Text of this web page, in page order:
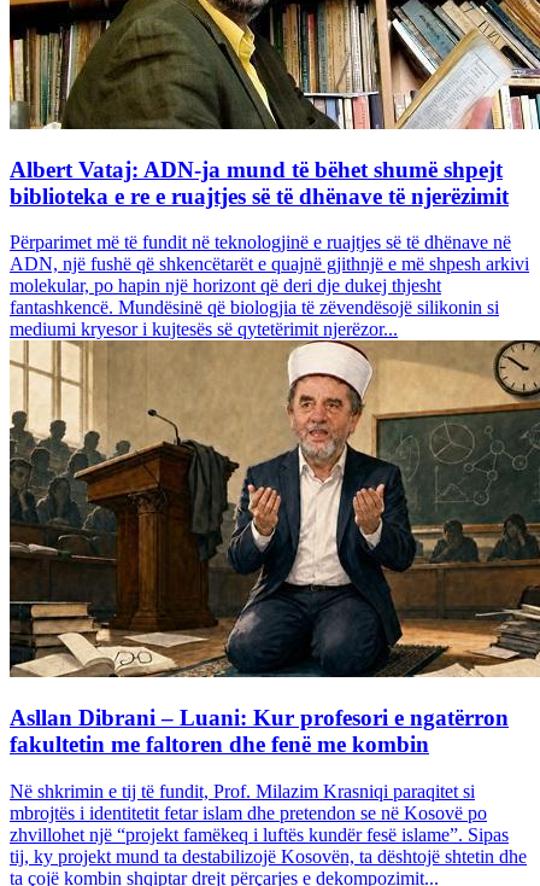
Albert Vataj: ADN-ja mund të bëhet shumë shpejt
biblioteka e re e ruajtjes së të dhënave të njerëzimit
Përparimet më të fundit në teknologjinë e ruajtjes së të dhënave në
ADN, një fushë që shkencëtarët e quajnë gjithnjë e më shpesh arkivi
molekular, po hapin një horizont që deri dje dukej thjesht
fantashkencë. Mundësinë që biologjia të zëvendësojë silikonin si
mediumi kryesor i kujtesës së qytetërimit njerëzor...
Asllan Dibrani – Luani: Kur profesori e ngatërron
fakultetin me faltoren dhe fenë me kombin
Në shkrimin e tij të fundit, Prof. Milazim Krasniqi paraqitet si
mbrojtës i identitetit fetar islam dhe pretendon se në Kosovë po
zhvillohet një “projekt famëkeq i luftës kundër fesë islame”. Sipas
tij, ky projekt mund ta destabilizojë Kosovën, ta dështojë shtetin dhe
ta çojë kombin shqiptar drejt përçarjes e dekompozimit...